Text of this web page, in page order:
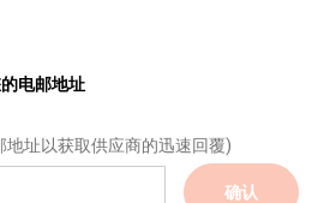
电邮地址
地址以获取供应商的迅速回覆)
确认